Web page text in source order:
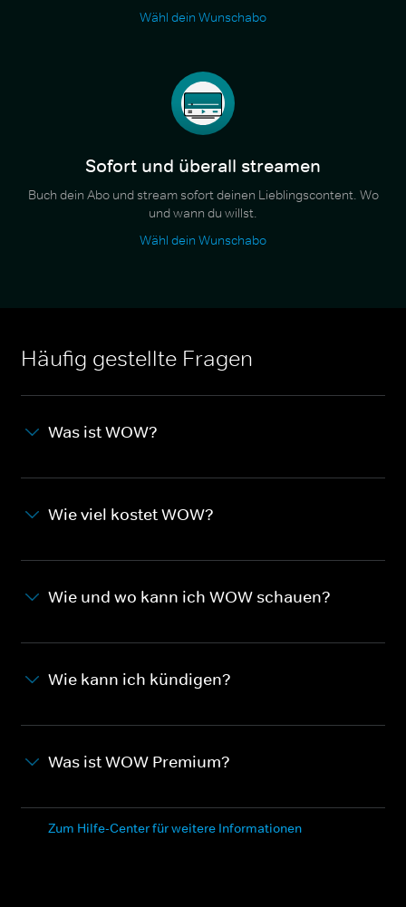
Wähl dein Wunschabo
Sofort und überall streamen
Buch dein Abo und stream sofort deinen Lieblingscontent. Wo
und wann du willst.
Wähl dein Wunschabo
Häufig gestellte Fragen
Was ist WOW?
Wie viel kostet WOW?
Wie und wo kann ich WOW schauen?
Wie kann ich kündigen?
Was ist WOW Premium?
Zum Hilfe-Center für weitere Informationen